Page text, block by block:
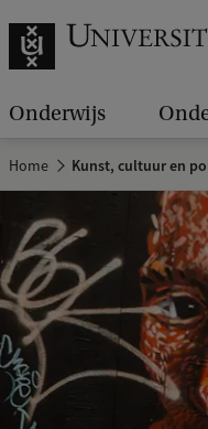
Onderwijs
Home Kunst, cultuur en